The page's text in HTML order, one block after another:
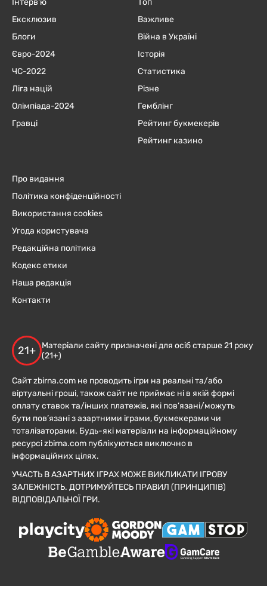
Інтерв'ю
Ексклюзив
Блоги
Євро-2024
ЧC-2022
Ліга націй
Олімпіада-2024
Гравці
Топ
Важливе
Війна в Україні
Історія
Статистика
Різне
Гемблінг
Рейтинг букмекерів
Рейтинг казино
Про видання
Політика конфіденційності
Використання cookies
Угода користувача
Редакційна політика
Кодекс етики
Наша редакція
Контакти
21+
Матеріали сайту призначені для осіб старше 21 року
(21+)
Сайт zbirna.com не проводить ігри на реальні та/або
віртуальні гроші, також сайт не приймає ні в якій формі
оплату ставок та/інших платежів, які пов’язані/можуть
бути пов’язані з азартними іграми, букмекерами чи
тоталізаторами. Будь-які матеріали на інформаційному
ресурсі zbirna.com публікуються виключно в
інформаційних цілях.
УЧАСТЬ В АЗАРТНИХ ІГРАХ МОЖЕ ВИКЛИКАТИ ІГРОВУ
ЗАЛЕЖНІСТЬ. ДОТРИМУЙТЕСЬ ПРАВИЛ (ПРИНЦИПІВ)
ВІДПОВІДАЛЬНОЇ ГРИ.